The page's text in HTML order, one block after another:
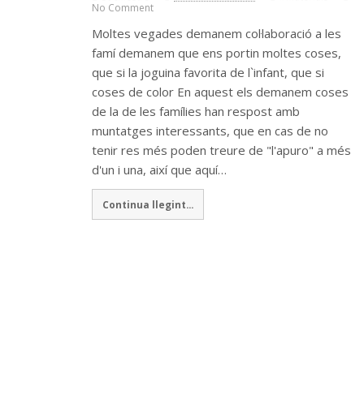
No Comment
Moltes vegades demanem col·laboració a les
famí demanem que ens portin moltes coses,
que si la joguina favorita de l`infant, que si
coses de color En aquest els demanem coses
de la de les famílies han respost amb
muntatges interessants, que en cas de no
tenir res més poden treure de "l'apuro" a més
d'un i una, així que aquí…
Continua llegint...